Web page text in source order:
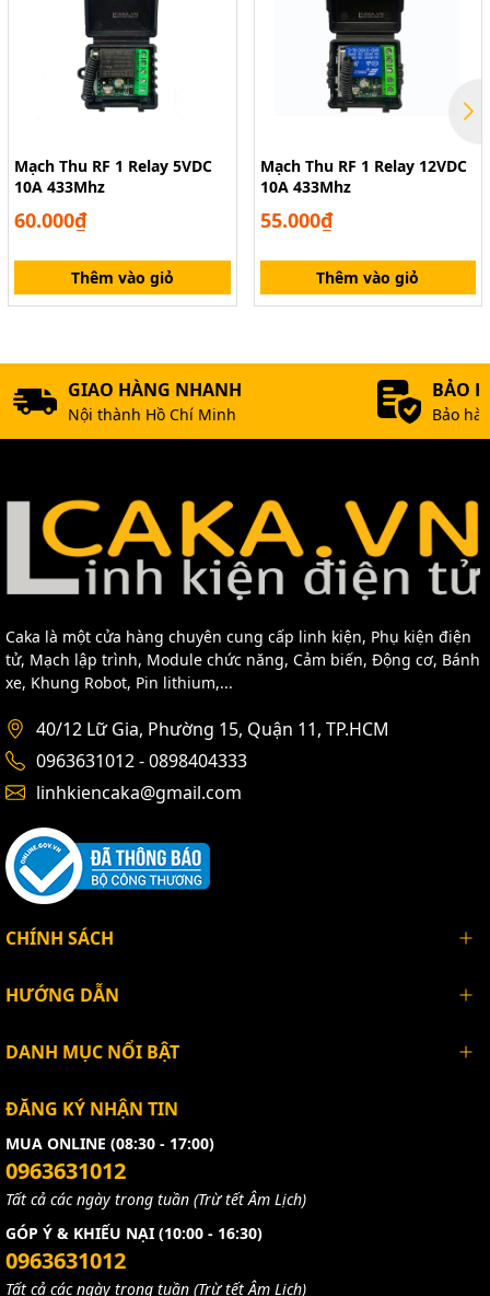
Mạch Thu RF 1 Relay 5VDC
10A 433Mhz
60.000₫
Thêm vào giỏ
Mạch Thu RF 1 Relay 12VDC
10A 433Mhz
55.000₫
Thêm vào giỏ
GIAO HÀNG NHANH
Nội thành Hồ Chí Minh
BẢO
Bảo
Caka là một cửa hàng chuyên cung cấp linh kiện, Phụ kiện điện
tử, Mạch lập trình, Module chức năng, Cảm biến, Động cơ, Bánh
xe, Khung Robot, Pin lithium,...
40/12 Lữ Gia, Phường 15, Quận 11, TP.HCM
0963631012 - 0898404333
linhkiencaka@gmail.com
CHÍNH SÁCH
HƯỚNG DẪN
DANH MỤC NỔI BẬT
ĐĂNG KÝ NHẬN TIN
MUA ONLINE (08:30 - 17:00)
0963631012
Tất cả các ngày trong tuần (Trừ tết Âm Lịch)
GÓP Ý & KHIẾU NẠI (10:00 - 16:30)
0963631012
Tất cả các ngày trong tuần (Trừ tết Âm Lịch)